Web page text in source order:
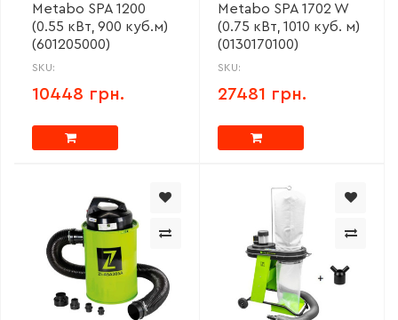
Metabo SPA 1200
(0.55 кВт, 900 куб.м)
(601205000)
SKU:
10448 грн.
Metabo SPA 1702 W
(0.75 кВт, 1010 куб. м)
(0130170100)
SKU:
27481 грн.